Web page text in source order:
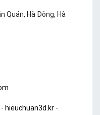
Quán, Hà Đông, Hà
- hieuchuan3d.kr-